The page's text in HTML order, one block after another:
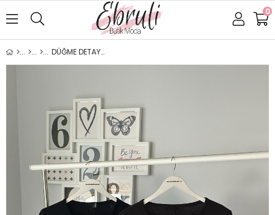
0
DÜĞME DETAYLI BÜZGÜLÜ BLUZ